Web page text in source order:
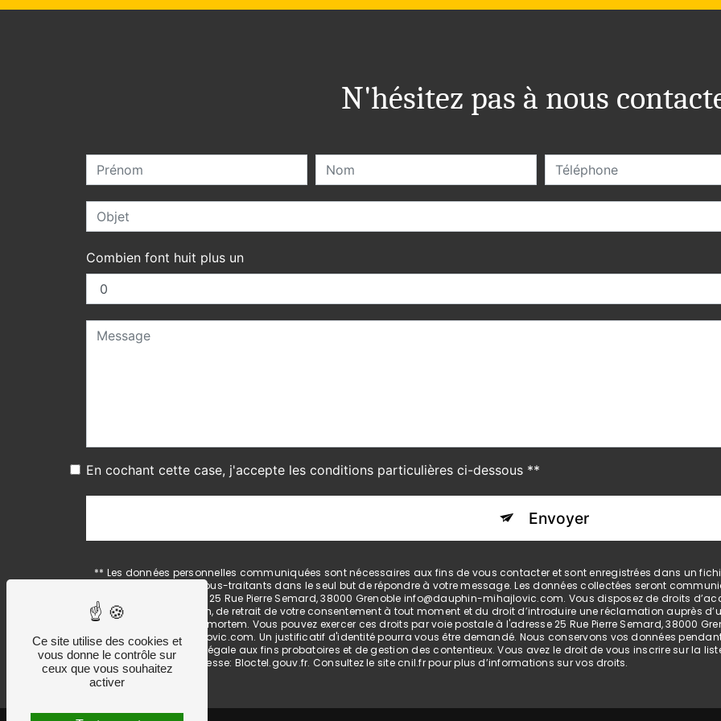
N'hésitez pas à nous
Combien font huit plus un
En cochant cette case, j'accepte les conditions particulières ci-dessous **
Envoyer
** Les données personnelles communiquées sont nécessaires aux fins de vous contacter et sont enregistrées dans un
& MIHAJLOVIC et ses sous-traitants dans le seul but de répondre à votre message. Les données collectées seront
DAUPHIN & MIHAJLOVIC 25 Rue Pierre Semard, 38000 Grenoble info@dauphin-mihajlovic.com. Vous disposez de droits
limitation, d’opposition, de retrait de votre consentement à tout moment et du droit d’introduire une réclamation auprès
de vos données post-mortem. Vous pouvez exercer ces droits par voie postale à l'adresse 25 Rue Pierre Semard, 38000
info@dauphin-mihajlovic.com. Un justificatif d'identité pourra vous être demandé. Nous conservons vos données
durée de prescription légale aux fins probatoires et de gestion des contentieux. Vous avez le droit de vous inscrire sur la
disponible à cette adresse: Bloctel.gouv.fr. Consultez le site cnil.fr pour plus d’informations sur vos droits.
Ce site utilise des cookies et
vous donne le contrôle sur
ceux que vous souhaitez
activer